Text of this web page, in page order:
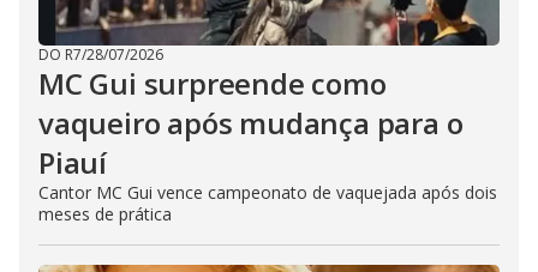
DO R7/28/07/2026
MC Gui surpreende como
vaqueiro após mudança para o
Piauí
Cantor MC Gui vence campeonato de vaquejada após dois
meses de prática